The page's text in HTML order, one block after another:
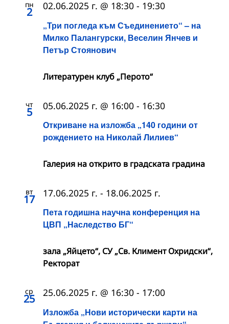
пн
2
„Три погледа към Съединението“ – на
Милко Палангурски, Веселин Янчев и
Петър Стоянович
02.06.2025 г. @ 18:30 - 19:30
Литературен клуб „Перото“
чт
5
Откриване на изложба „140 години от
рождението на Николай Лилиев“
05.06.2025 г. @ 16:00 - 16:30
Галерия на открито в градската градина
вт
17
Пета годишна научна конференция на
ЦВП „Наследство БГ“
17.06.2025 г. - 18.06.2025 г.
зала „Яйцето“, СУ „Св. Климент Охридски“,
Ректорат
ср
25
Изложба „Нови исторически карти на
25.06.2025 г. @ 16:30 - 17:00